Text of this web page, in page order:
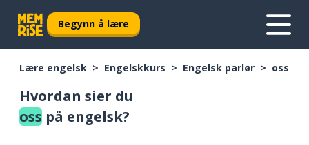
Begynn å lære
Lære engelsk Engelskkurs Engelsk parlør oss
Hvordan sier du
oss på engelsk?